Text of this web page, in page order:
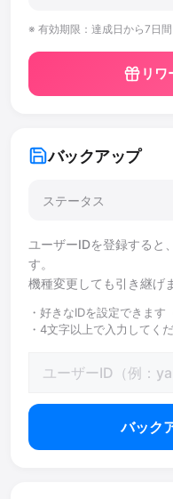
※ 有効期限：達成日から7日間
リワ
バックアップ
ステータス
ユーザーIDを登録すると
す。
機種変更しても引き継げ
・好きなIDを設定できます
・4文字以上で入力してく
バック